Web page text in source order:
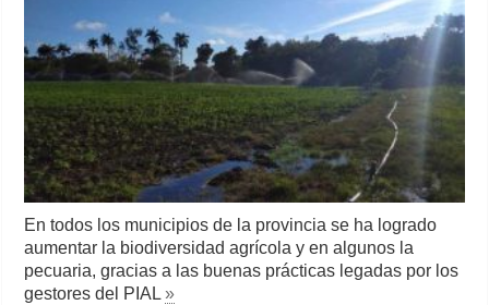
En todos los municipios de la provincia se ha logrado
aumentar la biodiversidad agrícola y en algunos la
pecuaria, gracias a las buenas prácticas legadas por los
gestores del PIAL»